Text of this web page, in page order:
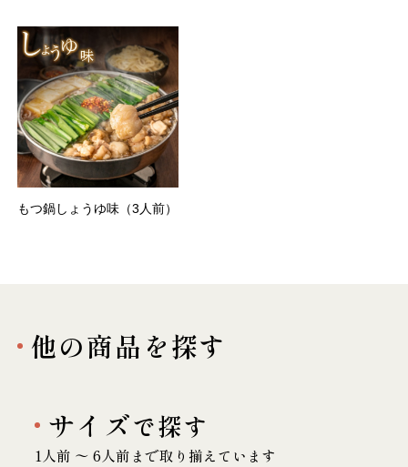
もつ鍋しょうゆ味（3人前）
他の商品を探す
サイズで探す
1人前 〜 6人前まで取り揃えています